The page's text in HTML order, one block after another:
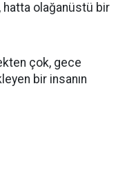
olağanüstü bir
çok, gece
bir insanın